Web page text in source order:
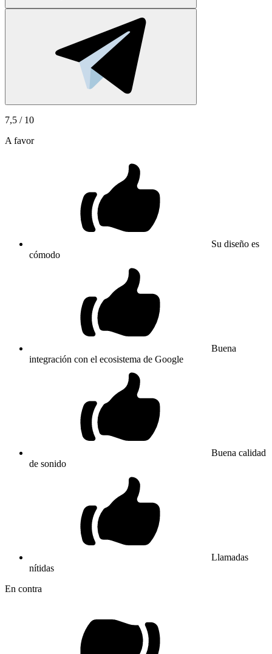
7,5 / 10
A favor
Su diseño es
cómodo
Buena
integración con el ecosistema de Google
Buena calidad
de sonido
Llamadas
nítidas
En contra